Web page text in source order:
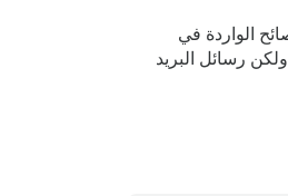
ولكن رسائل البريد